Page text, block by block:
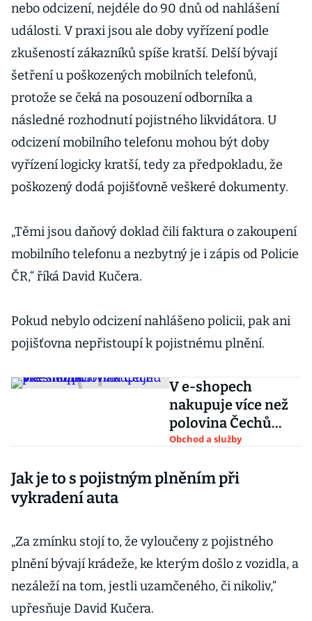
nebo odcizení, nejdéle do 90 dnů od nahlášení
události. V praxi jsou ale doby vyřízení podle
zkušeností zákazníků spíše kratší. Delší bývají
šetření u poškozených mobilních telefonů,
protože se čeká na posouzení odborníka a
následné rozhodnutí pojistného likvidátora. U
odcizení mobilního telefonu mohou být doby
vyřízení logicky kratší, tedy za předpokladu, že
poškozený dodá pojišťovně veškeré dokumenty.
„Těmi jsou daňový doklad čili faktura o zakoupení
mobilního telefonu a nezbytný je i zápis od Policie
ČR,“ říká David Kučera.
Pokud nebylo odcizení nahlášeno policii, pak ani
pojišťovna nepřistoupí k pojistnému plnění.
V e-shopech
nakupuje více než
polovina Čechů
přes mobil
Obchod a služby
Jak je to s pojistným plněním při
vykradení auta
„Za zmínku stojí to, že vyloučeny z pojistného
plnění bývají krádeže, ke kterým došlo z vozidla, a
nezáleží na tom, jestli uzamčeného, či nikoliv,“
upřesňuje David Kučera.